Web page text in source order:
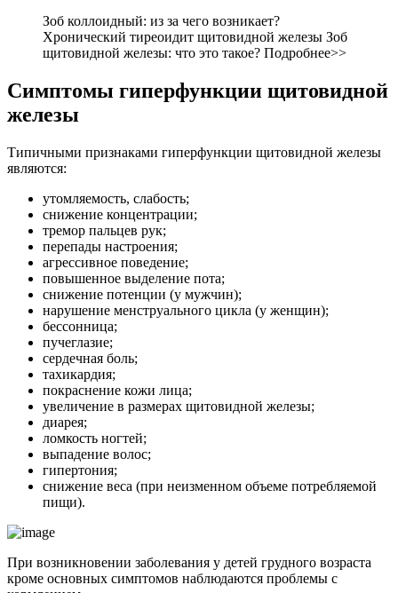
Зоб коллоидный: из за чего возникает?
Хронический тиреоидит щитовидной железы Зоб
щитовидной железы: что это такое? Подробнее>>
Симптомы гиперфункции щитовидной
железы
Типичными признаками гиперфункции щитовидной железы
являются:
утомляемость, слабость;
снижение концентрации;
тремор пальцев рук;
перепады настроения;
агрессивное поведение;
повышенное выделение пота;
снижение потенции (у мужчин);
нарушение менструального цикла (у женщин);
бессонница;
пучеглазие;
сердечная боль;
тахикардия;
покраснение кожи лица;
увеличение в размерах щитовидной железы;
диарея;
ломкость ногтей;
выпадение волос;
гипертония;
снижение веса (при неизменном объеме потребляемой
пищи).
При возникновении заболевания у детей грудного возраста
кроме основных симптомов наблюдаются проблемы с